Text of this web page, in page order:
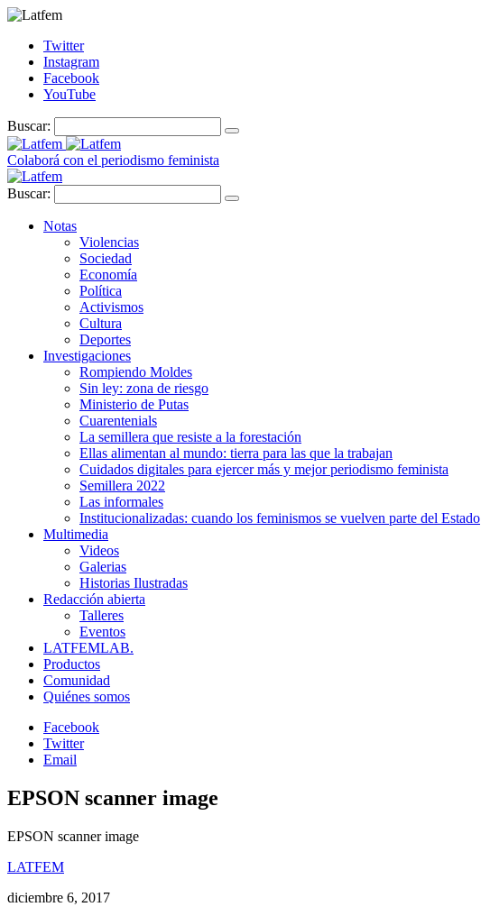
Twitter
Instagram
Facebook
YouTube
Buscar:
Colaborá con el periodismo feminista
Buscar:
Notas
Violencias
Sociedad
Economía
Política
Activismos
Cultura
Deportes
Investigaciones
Rompiendo Moldes
Sin ley: zona de riesgo
Ministerio de Putas
Cuarentenials
La semillera que resiste a la forestación
Ellas alimentan al mundo: tierra para las que la trabajan
Cuidados digitales para ejercer más y mejor periodismo feminista
Semillera 2022
Las informales
Institucionalizadas: cuando los feminismos se vuelven parte del Estado
Multimedia
Videos
Galerias
Historias Ilustradas
Redacción abierta
Talleres
Eventos
LATFEMLAB.
Productos
Comunidad
Quiénes somos
Facebook
Twitter
Email
EPSON scanner image
EPSON scanner image
LATFEM
diciembre 6, 2017